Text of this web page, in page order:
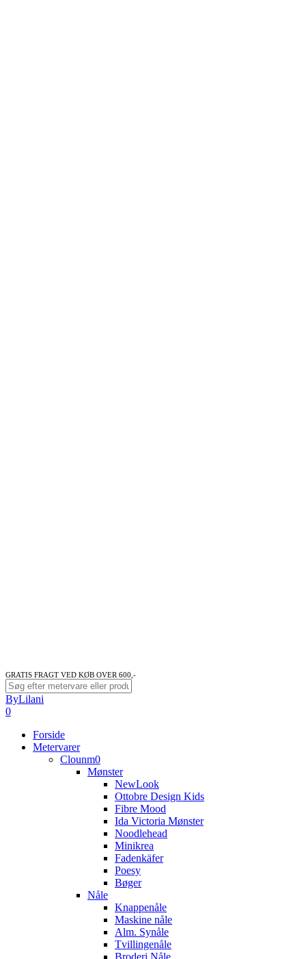
GRATIS FRAGT VED KØB OVER 600,-
Close
Search
ByLilani
search
account
0
Forside
Metervarer
Clounm0
Mønster
NewLook
Ottobre Design Kids
Fibre Mood
Ida Victoria Mønster
Noodlehead
Minikrea
Fadenkäfer
Poesy
Bøger
Nåle
Knappenåle
Maskine nåle
Alm. Synåle
Tvillingenåle
Broderi Nåle